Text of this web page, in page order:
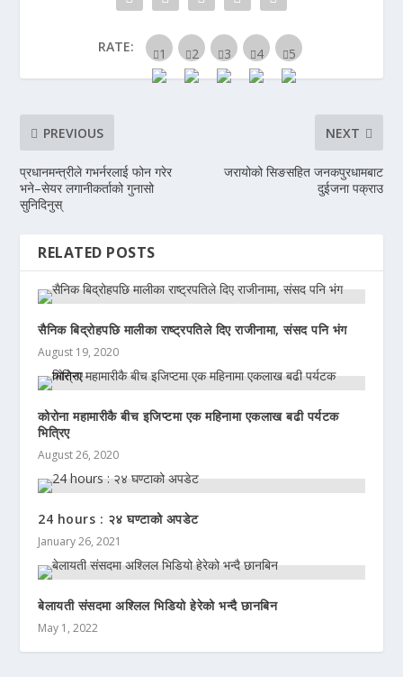
RATE:
PREVIOUS
प्रधानमन्त्रीले गभर्नरलाई फोन गरेर
भने–सेयर लगानीकर्ताको गुनासो
सुनिदिनुस्
NEXT
जरायोको सिङसहित जनकपुरधामबाट
दुईजना पक्राउ
RELATED POSTS
सैनिक बिद्रोहपछि मालीका राष्ट्रपतिले दिए राजीनामा, संसद पनि भंग
August 19, 2020
कोरोना महामारीकै बीच इजिप्टमा एक महिनामा एकलाख बढी पर्यटक
भित्रिए
August 26, 2020
24 hours : २४ घण्टाको अपडेट
January 26, 2021
बेलायती संसदमा अश्लिल भिडियो हेरेको भन्दै छानबिन
May 1, 2022